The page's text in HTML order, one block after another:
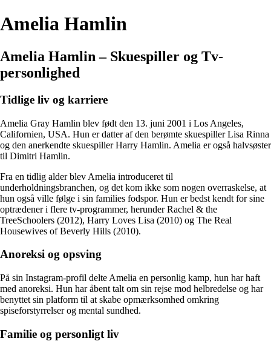
Amelia Hamlin
Amelia Hamlin – Skuespiller og Tv-
personlighed
Tidlige liv og karriere
Amelia Gray Hamlin blev født den 13. juni 2001 i Los Angeles,
Californien, USA. Hun er datter af den berømte skuespiller Lisa Rinna
og den anerkendte skuespiller Harry Hamlin. Amelia er også halvsøster
til Dimitri Hamlin.
Fra en tidlig alder blev Amelia introduceret til
underholdningsbranchen, og det kom ikke som nogen overraskelse, at
hun også ville følge i sin families fodspor. Hun er bedst kendt for sine
optrædener i flere tv-programmer, herunder Rachel & the
TreeSchoolers (2012), Harry Loves Lisa (2010) og The Real
Housewives of Beverly Hills (2010).
Anoreksi og opsving
På sin Instagram-profil delte Amelia en personlig kamp, hun har haft
med anoreksi. Hun har åbent talt om sin rejse mod helbredelse og har
benyttet sin platform til at skabe opmærksomhed omkring
spiseforstyrrelser og mental sundhed.
Familie og personligt liv